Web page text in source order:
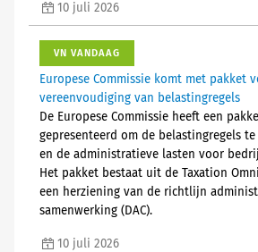
10 juli 2026
VN VANDAAG
Europese Commissie komt met pakket
vereenvoudiging van belastingregels
De Europese Commissie heeft een
gepresenteerd om de belastingregels
en de administratieve lasten voor
Het pakket bestaat uit de Taxation
een herziening van de richtlijn
samenwerking (DAC).
10 juli 2026